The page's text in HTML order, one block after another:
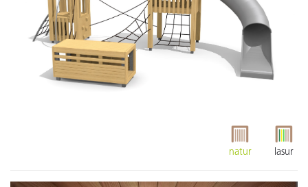
natur lasur